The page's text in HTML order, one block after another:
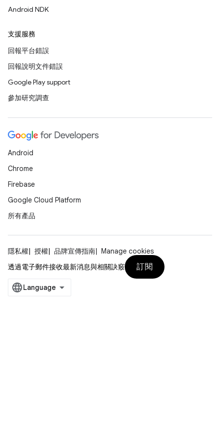
Android NDK
支援服務
回報平台錯誤
回報說明文件錯誤
Google Play support
參加研究調查
Android
Chrome
Firebase
Google Cloud Platform
所有產品
隱私權 授權 品牌宣傳指南
Manage cookies
透過電子郵件接收最新消息與相關訣竅
訂閱